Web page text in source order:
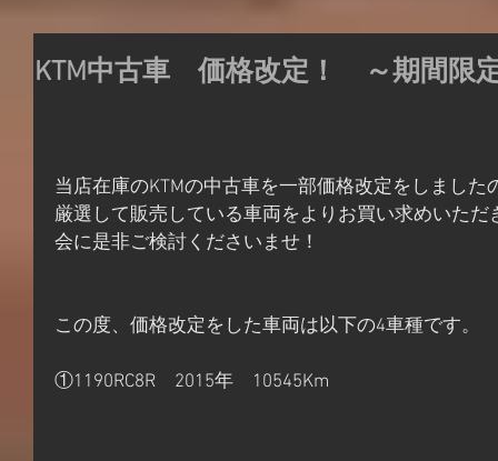
KTM中古車 価格改定！ ～期間限
当店在庫のKTMの中古車を一部価格改定をしました
厳選して販売している車両をよりお買い求めいた
会に是非ご検討くださいませ！
この度、価格改定をした車両は以下の4車種です。
①1190RC8R　2015年　10545Km